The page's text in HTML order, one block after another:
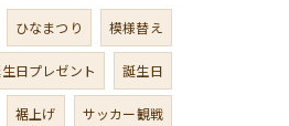
ひなまつり 模様替え
日プレゼント 誕生日
裾上げ サッカー観戦